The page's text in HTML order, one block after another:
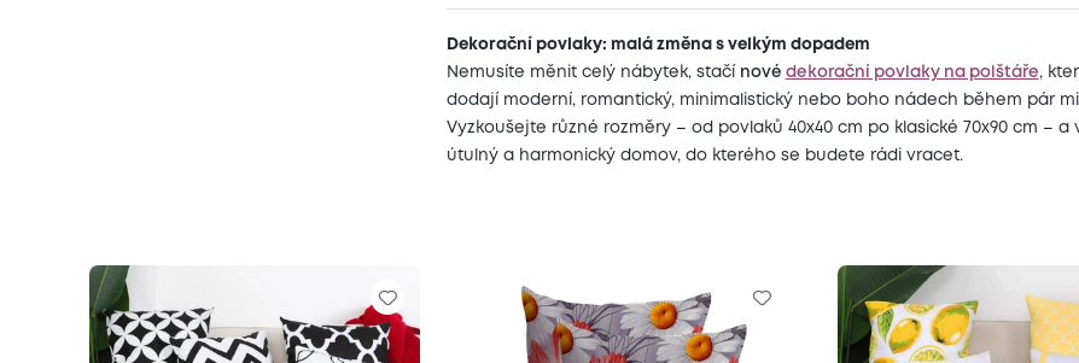
Dekorační povlaky: malá změna s velkým dopadem
Nemusíte měnit celý nábytek, stačí nové dekorační povlaky na polštáře,
dodají moderní, romantický, minimalistický nebo boho nádech během pár
Vyzkoušejte různé rozměry – od povlaků 40x40 cm po klasické 70x90 cm – a
útulný a harmonický domov, do kterého se budete rádi vracet.